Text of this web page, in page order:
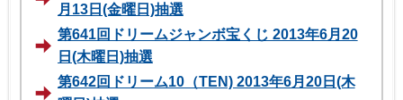
月13日(金曜日)抽選
第641回ドリームジャンボ宝くじ 2013年6月20
日(木曜日)抽選
第642回ドリーム10（TEN) 2013年6月20日(木